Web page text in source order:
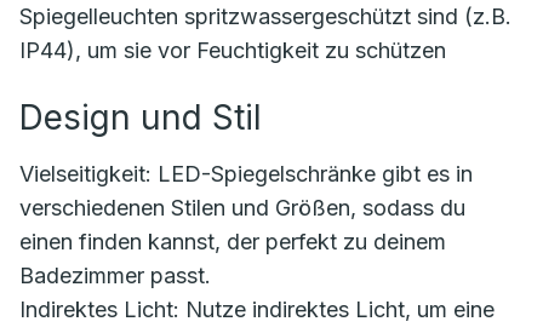
Spiegelleuchten spritzwassergeschützt sind (z.B.
IP44), um sie vor Feuchtigkeit zu schützen
Design und Stil
Vielseitigkeit: LED-Spiegelschränke gibt es in
verschiedenen Stilen und Größen, sodass du
einen finden kannst, der perfekt zu deinem
Badezimmer passt.
Indirektes Licht: Nutze indirektes Licht, um eine